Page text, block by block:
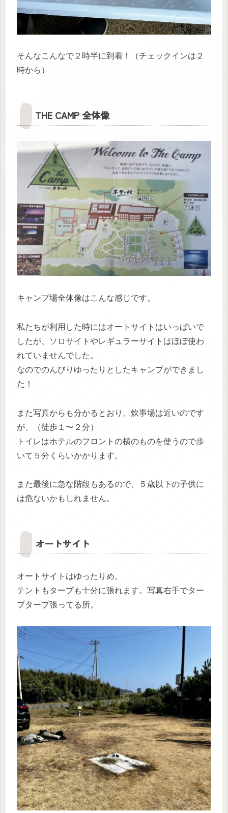
そんなこんなで２時半に到着！（チェックインは２
時から）
THE CAMP 全体像
キャンプ場全体像はこんな感じです。
私たちが利用した時にはオートサイトはいっぱいで
したが、ソロサイトやレギュラーサイトはほぼ使わ
れていませんでした。
なのでのんびりゆったりとしたキャンプができまし
た！
また写真からも分かるとおり、炊事場は近いのです
が、（徒歩１〜２分）
トイレはホテルのフロントの横のものを使うので歩
いて５分くらいかかります。
また最後に急な階段もあるので、５歳以下の子供に
は危ないかもしれません。
オートサイト
オートサイトはゆったりめ。
テントもタープも十分に張れます。写真右手でター
プタープ張ってる所。